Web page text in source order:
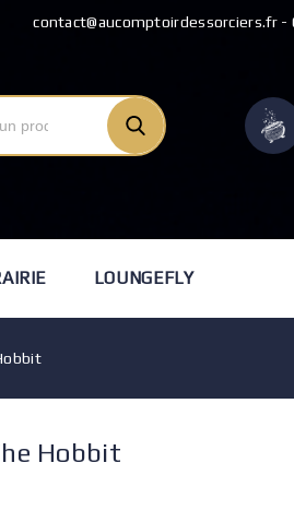
contact@aucomptoirdessorciers.fr -
LOUNGEFLY
Hobbit